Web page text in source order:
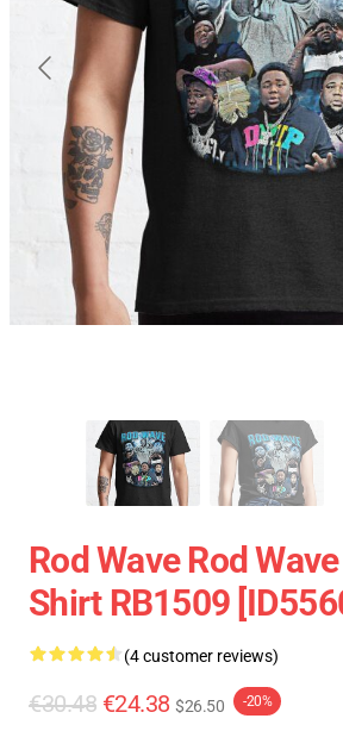
Rod Wave Rod
Shirt RB1509
(4 customer reviews)
€30.48 €24.38 $26.50 -20%